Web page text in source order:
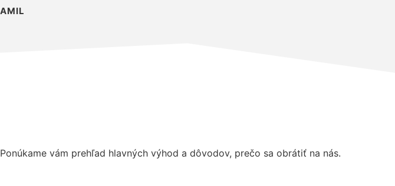
vám prehľad hlavných výhod a dôvodov, prečo sa obrátiť na nás.